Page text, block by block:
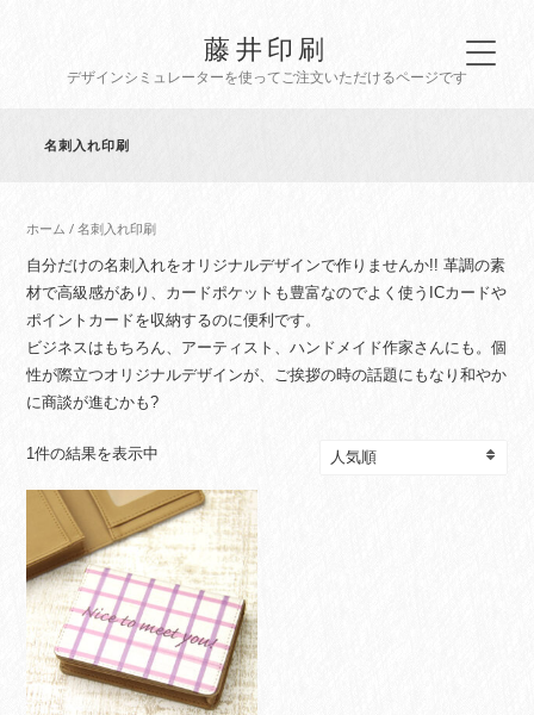
藤井印刷
デザインシミュレーターを使ってご注文いただけるページです
名刺入れ印刷
ホーム / 名刺入れ印刷
自分だけの名刺入れをオリジナルデザインで作りませんか!! 革調の素
材で高級感があり、カードポケットも豊富なのでよく使うICカードや
ポイントカードを収納するのに便利です。
ビジネスはもちろん、アーティスト、ハンドメイド作家さんにも。個
性が際立つオリジナルデザインが、ご挨拶の時の話題にもなり和やか
に商談が進むかも?
1件の結果を表示中